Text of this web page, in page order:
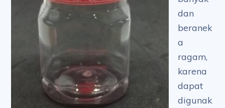
dan
beranek
a
ragam,
karena
dapat
digunak